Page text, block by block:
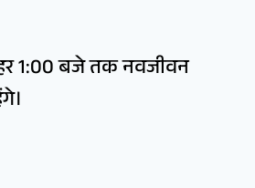
1:00 बजे तक नवजीवन